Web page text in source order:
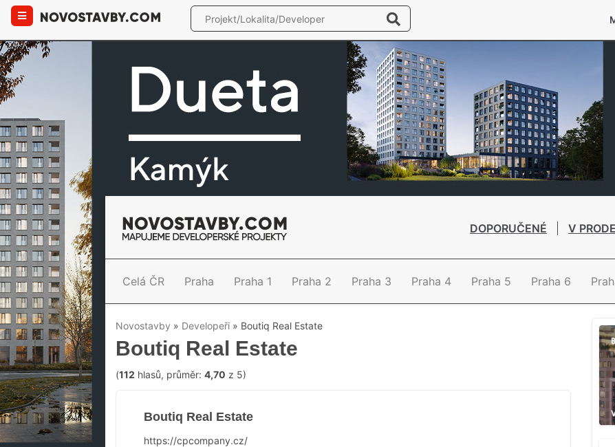
DOPORUČENÉ V
Celá ČR Praha Praha 1 Praha 2 Praha 3 Praha 4 Praha 5 Praha 6
Novostavby » Developeři » Boutiq Real Estate
Boutiq Real Estate
(112 hlasů, průměr: 4,70 z 5)
Boutiq Real Estate
https://cpcompany.cz/